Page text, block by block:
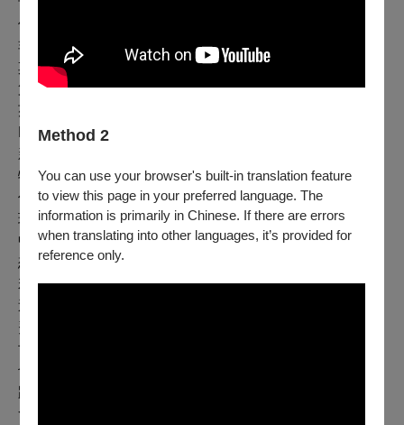
Method 2
You can use your browser's built-in translation feature
to view this page in your preferred language. The
information is primarily in Chinese. If there are errors
when translating into other languages, it’s provided for
reference only.
像阿喀郎•汗從印度傳統舞蹈提煉出的文化意象，又或是侯
非胥•謝克特強烈的猶太特色，更別提正崛起的非洲舞蹈以
其生猛獨特的快速節奏融入肢體……
第三個觀察到的現象是「平權」。從碧娜•鮑許、莎夏•瓦
茲、荷蘭舞蹈劇場（NDT）、亞蘭．布拉德勒（Alain
Platel）的比利時當代舞團（Les Ballets C de la B）等在
新世紀的創作中，可發現所有舞者的演出份量相當，各有
特色，不像古典芭蕾有主角與群舞的差異、不像葛蘭姆的
作品中舞者有輕重之別。
現代舞的初衷在形式上是反古典芭蕾的，但在發展過程
中，仍接受了芭蕾的訓練，建立身體技巧的機制，各家都
想建立起自己獨特的舞蹈語彙、身體的訓練體系與技巧。
若將現代舞比作大量製造的成衣業，後者有嚴謹的分工，
追求最小成本最大效益；來到所謂的後現代舞蹈，則因消
費者寧願多花錢也要與眾不同，整個製程因而改變。而21
世紀的當代則是快時尚當道，求新求變的週期更短，價格
也要壓低，因為全球化的浪潮，無時差的接軌，讓當代舞
蹈肢體的可能性不斷翻新，還來不及看清楚脈絡成形，又
會被新一波的可能引領，舞蹈創作必須具備強烈特色與肢